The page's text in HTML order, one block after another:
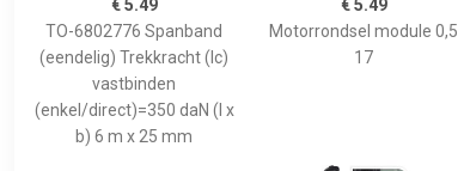
€ 5.49
TO-6802776 Spanband
(eendelig) Trekkracht (lc)
vastbinden
(enkel/direct)=350 daN (l x
b) 6 m x 25 mm
€ 5.49
Motorrondsel module 0,5
17